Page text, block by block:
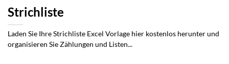
Strichliste
Laden Sie Ihre Strichliste Excel Vorlage hier kostenlos herunter und
organisieren Sie Zählungen und Listen...